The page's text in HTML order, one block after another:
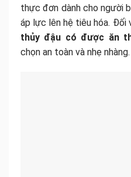
thực đơn dành cho người
áp lực lên hệ tiêu hóa. Đối
thủy đậu có được ăn
chọn an toàn và nhẹ nhàng.